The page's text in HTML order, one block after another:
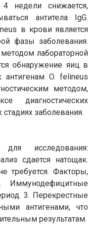
недели снижается,
антитела IgG.
в крови является
фазы заболевания.
лабораторной
обнаружение яиц в
O. felineus
методом,
диагностических
заболевания.
для исследования:
сдается натощак.
требуется. Факторы,
3. Перекрестные
антигенами, что
результатам.